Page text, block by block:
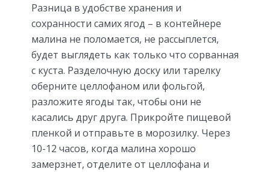
Разница в удобстве хранения и
сохранности самих ягод – в контейнере
малина не поломается, не рассыплется,
будет выглядеть как только что сорванная
с куста. Разделочную доску или тарелку
оберните целлофаном или фольгой,
разложите ягоды так, чтобы они не
касались друг друга. Прикройте пищевой
пленкой и отправьте в морозилку. Через
10-12 часов, когда малина хорошо
замерзнет, отделите от целлофана и